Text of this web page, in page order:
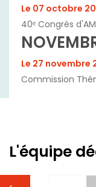
Le 07 octobre
40ᵉ Congrès
Le 27 novembre
Commission
L'équipe